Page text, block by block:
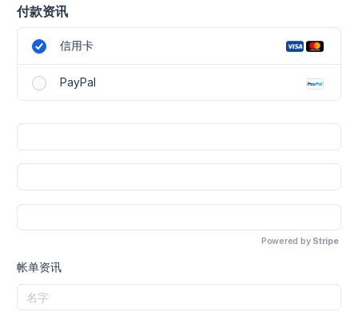
付款资讯
信用卡
PayPal
Powered by Stripe
帐单资讯